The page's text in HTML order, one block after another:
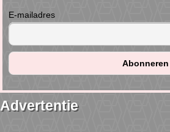
E-mailadres
Advertentie